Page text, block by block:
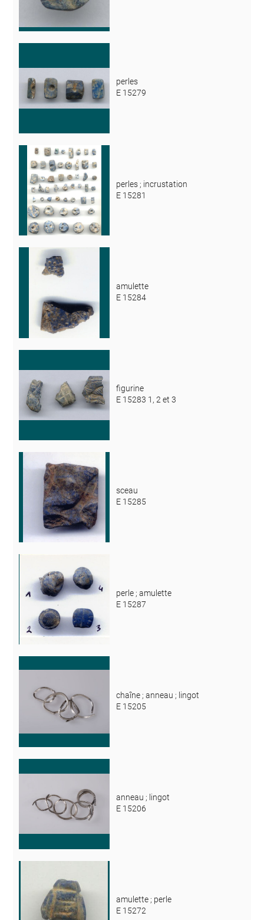
perles
E 15279
perles ; incrustation
E 15281
amulette
E 15284
figurine
E 15283 1, 2 et 3
sceau
E 15285
perle ; amulette
E 15287
chaîne ; anneau ; lingot
E 15205
anneau ; lingot
E 15206
amulette ; perle
E 15272